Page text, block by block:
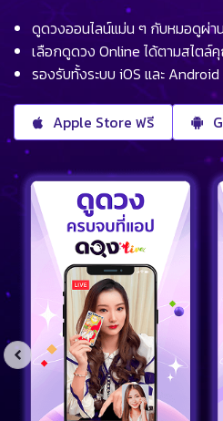
ดูดวงออนไลน์แม่น ๆ กับหมอดูผ่า
เลือกดูดวง Online ได้ตามสไตล์
รองรับทั้งระบบ iOS และ
Apple Store ฟรี